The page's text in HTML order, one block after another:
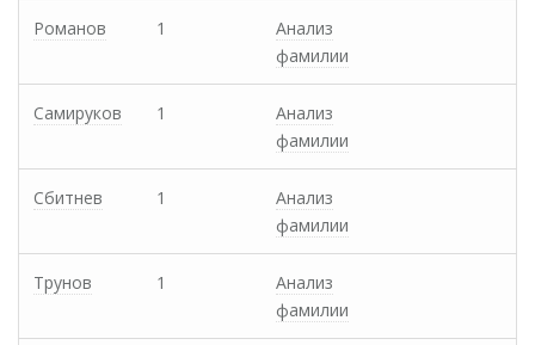
Романов 1
Анализ
фамилии
Самируков 1
Анализ
фамилии
Сбитнев 1
Анализ
фамилии
Трунов 1
Анализ
фамилии